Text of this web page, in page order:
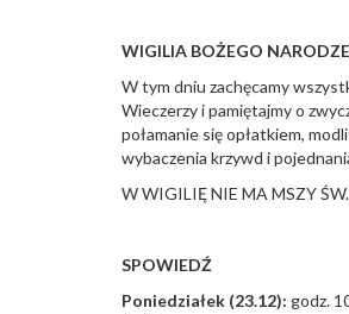
WIGILIA BOŻEGO
W tym dniu zachęcamy
Wieczerzy i pamiętajmy o
połamanie się opłatkiem,
wybaczenia krzywd i
W WIGILIĘ NIE MA MSZY
SPOWIEDŹ
Poniedziałek (23.12): godz.